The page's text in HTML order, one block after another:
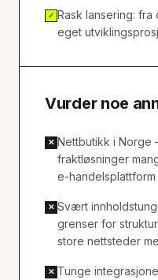
✓ Rask lansering:
eget
Vurder noe
✕ Nettbutikk i
fraktløsninger
e-handelsplattform
✕ Svært
grenser for
store nettsteder
✕ Tunge